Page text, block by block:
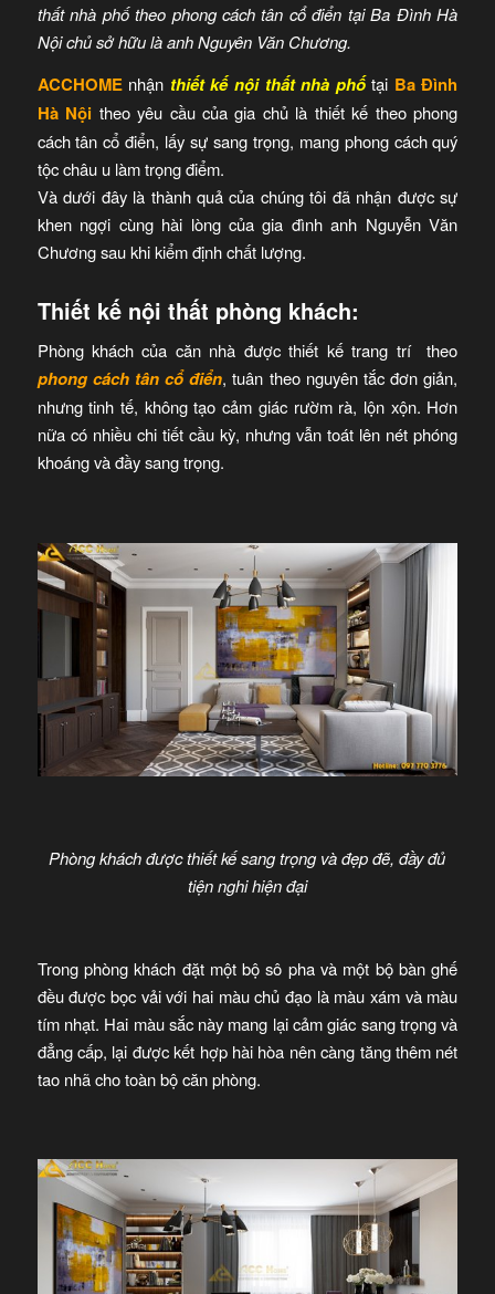
thất nhà phố theo phong cách tân cổ điển tại Ba Đình Hà
Nội chủ sở hữu là anh Nguyên Văn Chương.
ACCHOMEnhận thiết kế nội thất nhà phốtại Ba Đình
Hà Nội theo yêu cầu của gia chủ là thiết kế theo phong
cách tân cổ điển, lấy sự sang trọng, mang phong cách quý
tộc châu u làm trọng điểm.
Và dưới đây là thành quả của chúng tôi đã nhận được sự
khen ngợi cùng hài lòng của gia đình anh Nguyễn Văn
Chương sau khi kiểm định chất lượng.
Thiết kế nội thất phòng khách:
Phòng khách của căn nhà được thiết kế trang trí theo
phong cách tân cổ điển, tuân theo nguyên tắc đơn giản,
nhưng tinh tế, không tạo cảm giác rườm rà, lộn xộn. Hơn
nữa có nhiều chi tiết cầu kỳ, nhưng vẫn toát lên nét phóng
khoáng và đầy sang trọng.
Phòng khách được thiết kế sang trọng và đẹp đẽ, đầy đủ
tiện nghi hiện đại
Trong phòng khách đặt một bộ sô pha và một bộ bàn ghế
đều được bọc vải với hai màu chủ đạo là màu xám và màu
tím nhạt. Hai màu sắc này mang lại cảm giác sang trọng và
đẳng cấp, lại được kết hợp hài hòa nên càng tăng thêm nét
tao nhã cho toàn bộ căn phòng.